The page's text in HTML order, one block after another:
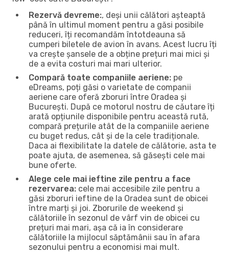
Rezervă devreme:, deși unii călători așteaptă
până în ultimul moment pentru a găsi posibile
reduceri, îți recomandăm întotdeauna să
cumperi biletele de avion în avans. Acest lucru îți
va crește șansele de a obține prețuri mai mici și
de a evita costuri mai mari ulterior.
Compară toate companiile aeriene: pe
eDreams, poți găsi o varietate de companii
aeriene care oferă zboruri între Oradea și
București. După ce motorul nostru de căutare îți
arată opțiunile disponibile pentru această rută,
compară prețurile atât de la companiile aeriene
cu buget redus, cât și de la cele tradiționale.
Daca ai flexibilitate la datele de călătorie, asta te
poate ajuta, de asemenea, să găsești cele mai
bune oferte.
Alege cele mai ieftine zile pentru a face
rezervarea: cele mai accesibile zile pentru a
găsi zboruri ieftine de la Oradea sunt de obicei
între marți și joi. Zborurile de weekend și
călătoriile în sezonul de vârf vin de obicei cu
prețuri mai mari, așa că ia în considerare
călătoriile la mijlocul săptămânii sau în afara
sezonului pentru a economisi mai mult.